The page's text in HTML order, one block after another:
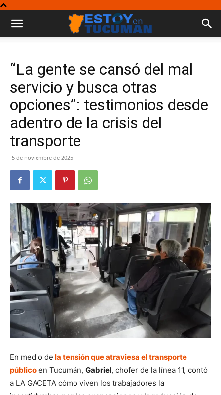
“La gente se cansó del mal
servicio y busca otras
opciones”: testimonios desde
adentro de la crisis del
transporte
5 de noviembre de 2025
En medio de la tensión que atraviesa el transporte
público en Tucumán, Gabriel, chofer de la línea 11, contó
a LA GACETA cómo viven los trabajadores la